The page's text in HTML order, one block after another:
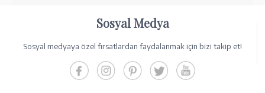
Sosyal Medya
Sosyal medyaya özel fırsatlardan faydalanmak için bizi takip et!